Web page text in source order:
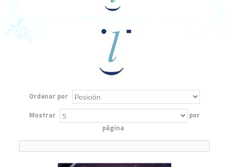
Ordenar por
Mostrar
por
página